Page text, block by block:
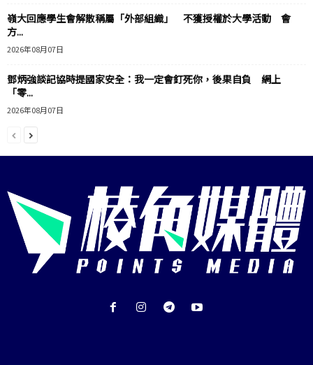
嶺大回應學生會解散稱屬「外部組織」 不獲授權於大學活動 會
方...
2026年08月07日
鄧炳強談記協時提國家安全：我一定會釘死你，後果自負 網上
「零...
2026年08月07日